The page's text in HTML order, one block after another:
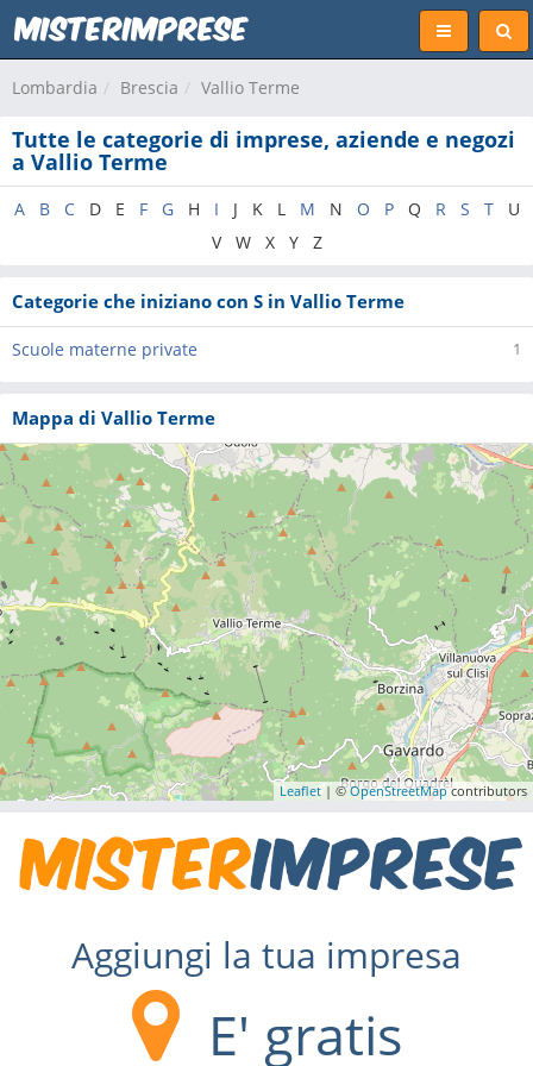
Lombardia Brescia Vallio Terme
Tutte le categorie di imprese, aziende e negozi
a Vallio Terme
A B C D E F G H I J K L M N O P Q R S T
U
V
W X Y Z
Categorie che iniziano con S in Vallio Terme
1
Scuole materne private
Mappa di Vallio Terme
Leaflet | ©OpenStreetMapcontributors
Aggiungi la tua impresa
E' gratis